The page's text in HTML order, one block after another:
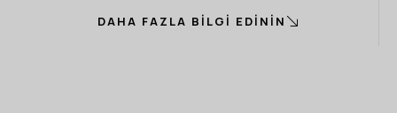
DAHA FAZLA BILGI EDININ